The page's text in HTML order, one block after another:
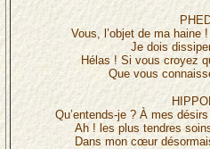
Vous, l’objet de ma haine
Je dois
Hélas ! Si vous croyez
Que vous
Qu’entends-je ? À mes
Ah ! les plus tendres
Dans mon cœur